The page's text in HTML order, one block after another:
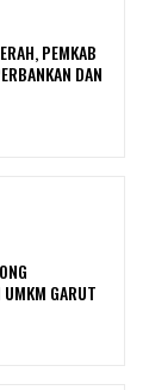
PEMKAB
DAN
GARUT